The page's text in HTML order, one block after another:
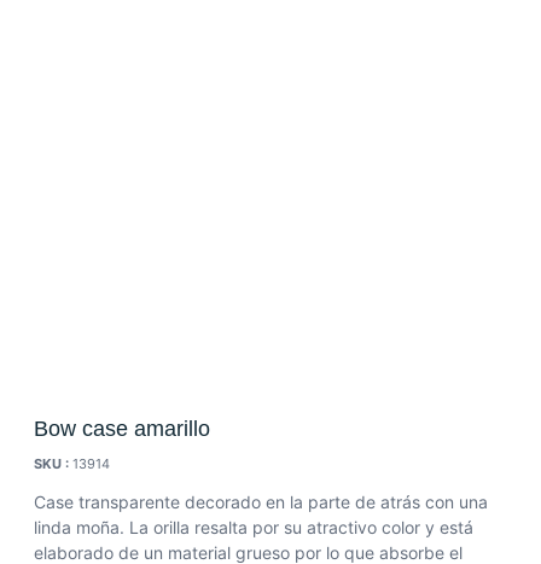
Bow case amarillo
SKU : 13914
Case transparente decorado en la parte de atrás con una
linda moña. La orilla resalta por su atractivo color y está
elaborado de un material grueso por lo que absorbe el